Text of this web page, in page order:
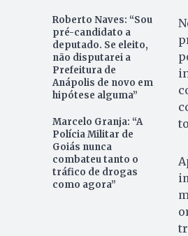
Roberto Naves: “Sou
pré-candidato a
deputado. Se eleito,
não disputarei a
Prefeitura de
Anápolis de novo em
hipótese alguma”
Marcelo Granja: “A
Polícia Militar de
Goiás nunca
combateu tanto o
tráfico de drogas
como agora”